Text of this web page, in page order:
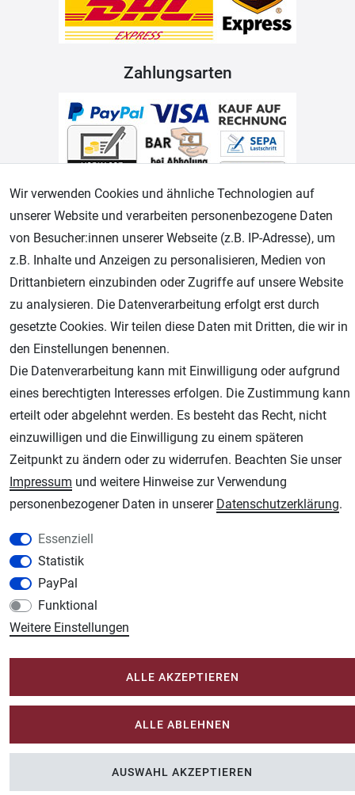
Zahlungsarten
Geprüfter Shop
AGB Widerrufsrecht Datenschutz Impressum
Unsere weiteren Shops:
Schmincke-City.de
Schmincke Künstlerfarben das Gesamtsortiment
Plotter-City.com
Schneideplotter, Transferpressen, Siebdruck und Plotterfolien
Modellbau-City.com
Military + Tabletop Plastikmodelle und Modellbau Farben - Bringen Sie Farbe ins
Spiel.
Küchen Zubehör - Haus/Garten - Tierbedarf
Wir verwenden Cookies und ähnliche Technologien auf
unserer Website und verarbeiten personenbezogene Daten
von Besucher:innen unserer Webseite (z.B. IP-Adresse), um
z.B. Inhalte und Anzeigen zu personalisieren, Medien von
Drittanbietern einzubinden oder Zugriffe auf unsere Website
zu analysieren. Die Datenverarbeitung erfolgt erst durch
gesetzte Cookies. Wir teilen diese Daten mit Dritten, die wir in
den Einstellungen benennen.
Die Datenverarbeitung kann mit Einwilligung oder aufgrund
eines berechtigten Interesses erfolgen. Die Zustimmung kann
erteilt oder abgelehnt werden. Es besteht das Recht, nicht
einzuwilligen und die Einwilligung zu einem späteren
Zeitpunkt zu ändern oder zu widerrufen. Beachten Sie unser
Impressum und weitere Hinweise zur Verwendung
personenbezogener Daten in unserer Daten­schutz­erklärung.
Essenziell
Statistik
PayPal
Funktional
Weitere Einstellungen
ALLE AKZEPTIEREN
ALLE ABLEHNEN
AUSWAHL AKZEPTIEREN